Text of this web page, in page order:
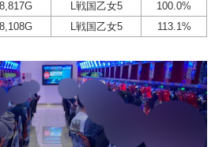
8,817G L戦国乙女5
100.0%
8,108G L戦国乙女5 113.1%